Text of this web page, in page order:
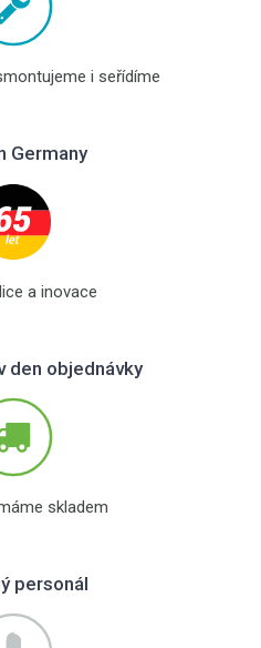
i seřídíme
Germany
a inovace
den objednávky
skladem
personál